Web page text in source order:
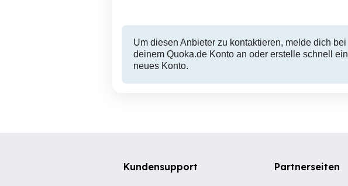
Um diesen Anbieter zu kontaktieren, melde dich bei
deinem Quoka.de Konto an oder erstelle schnell ein
neues Konto.
Kundensupport Partnerseiten